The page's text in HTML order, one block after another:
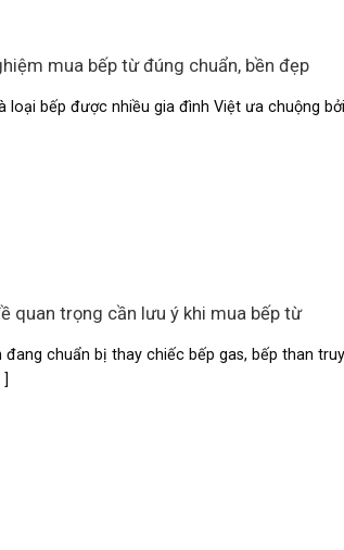
mua bếp từ đúng chuẩn, bền đẹp
loại bếp được nhiều gia đình Việt ưa chuộng
quan trọng cần lưu ý khi mua bếp từ
đang chuẩn bị thay chiếc bếp gas, bếp than